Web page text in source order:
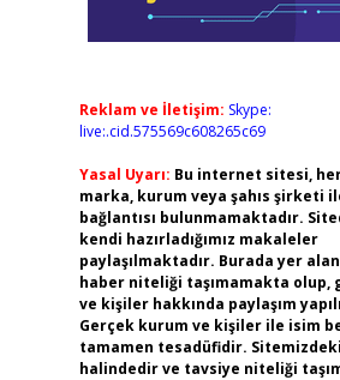
Reklam ve İletişim: Skype:
live:.cid.575569c608265c69
Yasal Uyarı: Bu internet sitesi,
marka, kurum veya şahıs şirketi
bağlantısı bulunmamaktadır.
kendi hazırladığımız makaleler
paylaşılmaktadır. Burada yer
haber niteliği taşımamakta olup,
ve kişiler hakkında paylaşım
Gerçek kurum ve kişiler ile isim
tamamen tesadüfidir.
halindedir ve tavsiye niteliği